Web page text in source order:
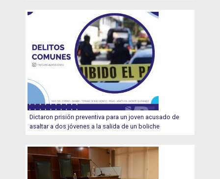
Dictaron prisión preventiva para un joven acusado de
asaltar a dos jóvenes a la salida de un boliche